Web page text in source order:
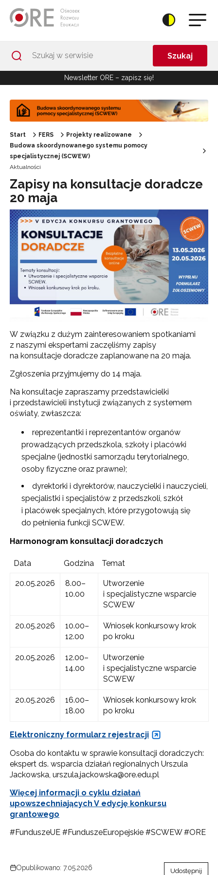
Szukaj
Newsletter ORE – zapisz się!
Start FERS
Projekty realizowane
Budowa skoordynowanego systemu pomocy
specjalistycznej (SCWEW)
Aktualności
Zapisy na konsultacje doradcze
20 maja
W związku z dużym zainteresowaniem spotkaniami
z naszymi ekspertami zaczęliśmy zapisy
na konsultacje doradcze zaplanowane na 20 maja.
Zgłoszenia przyjmujemy do 14 maja.
Na konsultacje zapraszamy przedstawicielki
i przedstawicieli instytucji związanych z systemem
oświaty, zwłaszcza:
reprezentantki i reprezentantów organów
prowadzących przedszkola, szkoły i placówki
specjalne (jednostki samorządu terytorialnego,
osoby fizyczne oraz prawne);
dyrektorki i dyrektorów, nauczycielki i nauczycieli,
specjalistki i specjalistów z przedszkoli, szkół
i placówek specjalnych, które przygotowują się
do pełnienia funkcji SCWEW.
Harmonogram konsultacji doradczych
Data Godzina Temat
20.05.2026
8.00–
10.00
Utworzenie
i specjalistyczne wsparcie
SCWEW
20.05.2026
10.00–
12.00
Wniosek konkursowy krok
po kroku
20.05.2026
12.00–
14.00
Utworzenie
i specjalistyczne wsparcie
SCWEW
20.05.2026
16.00–
18.00
Wniosek konkursowy krok
po kroku
Elektroniczny formularz rejestracji
Osoba do kontaktu w sprawie konsultacji doradczych:
ekspert ds. wsparcia działań regionalnych Urszula
Jackowska, urszula.jackowska@ore.edu.pl
Więcej informacji o cyklu działań
upowszechniających V edycję konkursu
grantowego
#FunduszeUE #FunduszeEuropejskie #SCWEW #ORE
Opublikowano: 7.05.2026
Udostępnij